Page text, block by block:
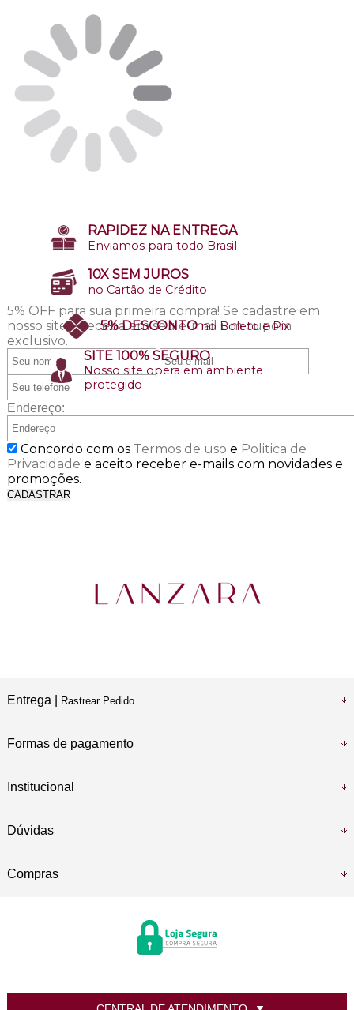
RAPIDEZ NA ENTREGA
Enviamos para todo Brasil
10X SEM JUROS
no Cartão de Crédito
5% DESCONTO no Boleto e Pix
SITE 100% SEGURO
Nosso site opera em ambiente
protegido
5% OFF para sua primeira compra! Se cadastre em
nosso site e receba em seu e-mail um cupom
exclusivo.
Endereço:
Concordo com os Termos de uso e Politica de
Privacidade e aceito receber e-mails com novidades e
promoções.
CADASTRAR
Entrega | Rastrear Pedido
Formas de pagamento
Institucional
Dúvidas
Compras